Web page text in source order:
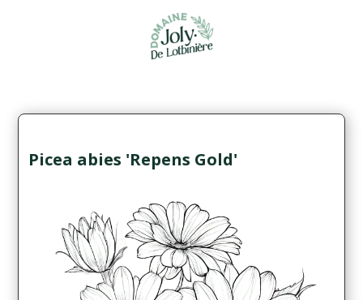
Picea abies 'Repens Gold'